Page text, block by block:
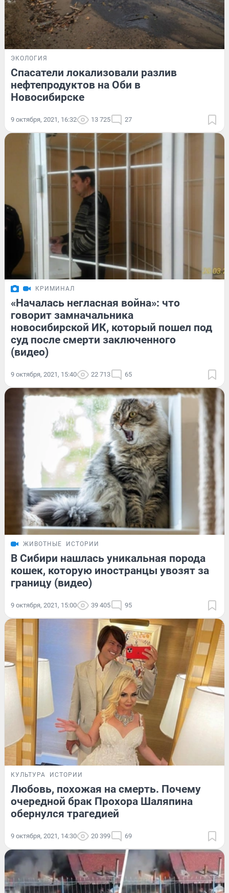
ЭКОЛОГИЯ
Спасатели локализовали разлив
нефтепродуктов на Оби в
Новосибирске
9 октября, 2021, 16:32 13 725 27
КРИМИНАЛ
«Началась негласная война»: что
говорит замначальника
новосибирской ИК, который пошел под
суд после смерти заключенного
(видео)
9 октября, 2021, 15:40 22 713 65
ЖИВОТНЫЕ ИСТОРИИ
В Сибири нашлась уникальная порода
кошек, которую иностранцы увозят за
границу (видео)
9 октября, 2021, 15:00 39 405 95
КУЛЬТУРА ИСТОРИИ
Любовь, похожая на смерть. Почему
очередной брак Прохора Шаляпина
обернулся трагедией
9 октября, 2021, 14:30 20 399 69